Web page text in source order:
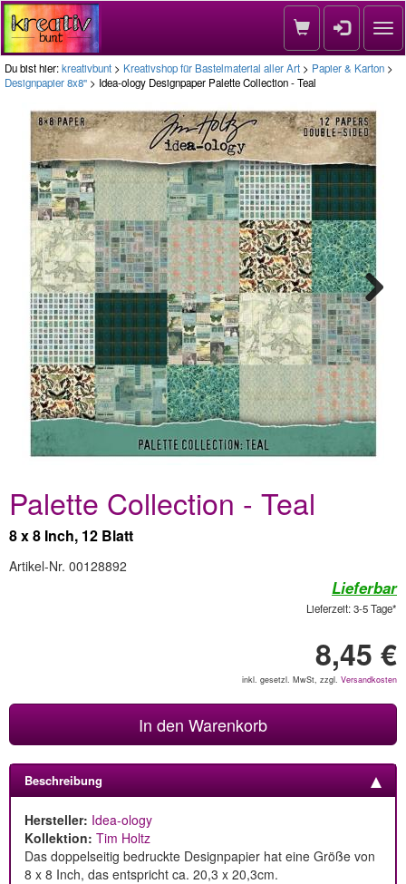
Du bist hier:kreativbunt > Kreativshop für Bastelmaterial aller Art > Papier & Karton >
Designpapier 8x8'' > Idea-ology Designpaper Palette Collection - Teal
Next
Palette Collection - Teal
8 x 8 Inch, 12 Blatt
Artikel-Nr. 00128892
Lieferbar
Lieferzeit: 3-5 Tage*
8,45 €
inkl. gesetzl. MwSt, zzgl. Versandkosten
In den Warenkorb
Beschreibung
Hersteller: Idea-ology
Kollektion: Tim Holtz
Das doppelseitig bedruckte Designpapier hat eine Größe von
8 x 8 Inch, das entspricht ca. 20,3 x 20,3cm.